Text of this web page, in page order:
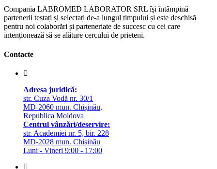
Compania LABROMED LABORATOR SRL își întâmpină
partenerii testați și selectați de-a lungul timpului și este deschisă
pentru noi colaborări și parteneriate de succesc cu cei care
intenționează să se alăture cercului de prieteni.
Contacte
Adresa juridică:
str. Cuza Vodă nr. 30/1
MD-2060 mun. Chișinău,
Republica Moldova
Centrul vânzări/deservire:
str. Academiei nr. 5, bir. 228
MD-2028 mun. Chișinău
Luni - Vineri 9:00 - 17:00